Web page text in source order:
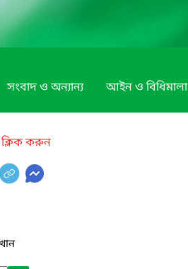
সংবাদ ও অন্যান্য আইন ও বিধিমালা
ক্লিক করুন